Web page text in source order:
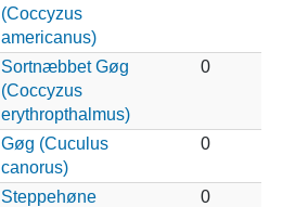
(Coccyzus
americanus)
Sortnæbbet Gøg
(Coccyzus
erythropthalmus)
0
Gøg (Cuculus
canorus)
0
Steppehøne
0